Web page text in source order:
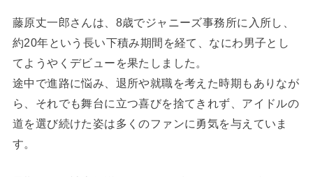
藤原丈一郎さんは、8歳でジャニーズ事務所に入所し、
約20年という長い下積み期間を経て、なにわ男子とし
てようやくデビューを果たしました。
途中で進路に悩み、退所や就職を考えた時期もありなが
ら、それでも舞台に立つ喜びを捨てきれず、アイドルの
道を選び続けた姿は多くのファンに勇気を与えていま
す。